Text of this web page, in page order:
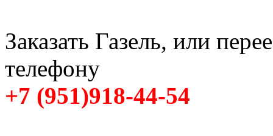
Заказать Газель, или
телефону
+7 (951)918-44-54